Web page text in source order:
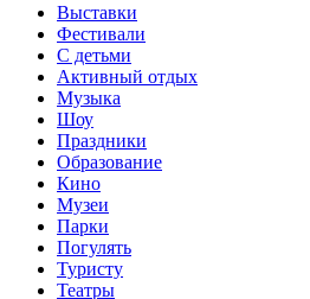
Выставки
Фестивали
С детьми
Активный отдых
Музыка
Шоу
Праздники
Образование
Кино
Музеи
Парки
Погулять
Туристу
Театры